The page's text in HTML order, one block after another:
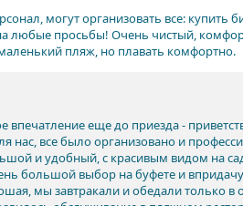
могут организовать все: купить
любые просьбы! Очень чистый,
пляж, но плавать комфортно.
впечатление еще до приезда -
нас, все было организовано и
и удобный, с красивым видом на
большой выбор на буфете и
мы завтракали и обедали только